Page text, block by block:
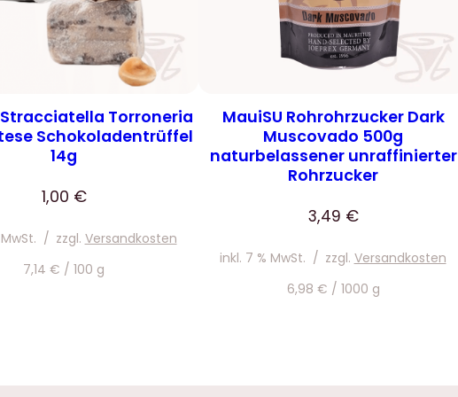
f
o
m
t
T
o
r
n
-
Torroneria
Schokoladentrüffel
14g
1,00 €
/ zzgl. Versandkosten
7,14 € / 100 g
MauiSU Rohrohrzucker Dark
Muscovado 500g
naturbelassener unraffinierter
Rohrzucker
3,49 €
inkl. 7 % MwSt. / zzgl. Versandkosten
6,98 € / 1000 g